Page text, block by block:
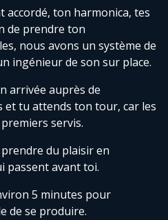
accordé, ton harmonica, tes
de prendre ton
nous avons un système de
ingénieur de son sur place.
arrivée auprès de
et tu attends ton tour, car les
servis.
du plaisir en
passent avant toi.
5 minutes pour
de se produire.